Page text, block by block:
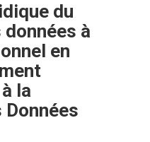
du
à
en
la